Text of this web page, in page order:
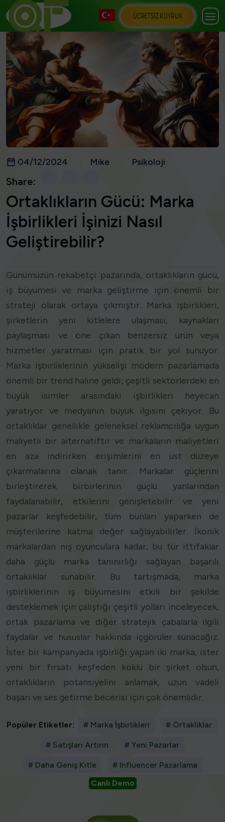
ÜCRETSIZ KUYRUK
04/12/2024 Mike Psikoloji
Share:
Ortaklıkların Gücü: Marka
İşbirlikleri İşinizi Nasıl
Geliştirebilir?
Günümüzün rekabetçi pazarında, ortaklıkların gücü,
iş büyümesi ve marka geliştirme için önemli bir
strateji olarak ortaya çıkmıştır. Marka işbirlikleri,
şirketlerin yeni kitlelere ulaşması, kaynakları
paylaşması ve öne çıkan benzersiz ürün veya
hizmetler yaratması için pratik bir yol sunuyor.
Marka işbirliklerinin yükselişi modern pazarlamada
önemli bir trend haline geldi; çeşitli sektörlerdeki en
büyük isimler arasındaki işbirlikleri heyecan
yaratıyor ve medyanın büyük ilgisini çekiyor. Bu
ortaklıklar genellikle geleneksel reklamcılığa uygun
maliyetli bir alternatiftir ve markaların maliyetleri
en aza indirirken erişimlerini en üst düzeye
çıkarmalarına olanak tanır. Markalar güçlerini
birleştirerek birbirlerinin güçlü yanlarından
faydalanabilir, etkilerini genişletebilir ve yeni
pazarlar keşfedebilir, tüm bunları yaparken de
müşterilerine katma değer sağlayabilirler. İkonik
markalardan niş oyunculara kadar, bu tür ittifaklar
daha güçlü marka tanınırlığı sağlayan başarılı
ortaklıklar sunabilir. Bu tartışmada, marka
işbirliklerinin iş büyümesini etkili bir şekilde
desteklemek için çalıştığı çeşitli yolları inceleyecek,
ortak pazarlama ve diğer stratejik çabalarla ilgili
faydalar ve hususlar hakkında içgörüler sunacağız.
İster bir kampanyada işbirliği yapan iki marka, ister
yeni bir fırsatı keşfeden köklü bir şirket olsun,
ortaklıkların potansiyelini anlamak, uzun vadeli
başarı ve ses getirme becerisi için çok önemlidir.
Popüler Etiketler: # Marka İşbirlikleri # Ortaklıklar
# Satışları Artırın # Yeni Pazarlar
# Daha Geniş Kitle
# Influencer Pazarlama
Canlı Demo